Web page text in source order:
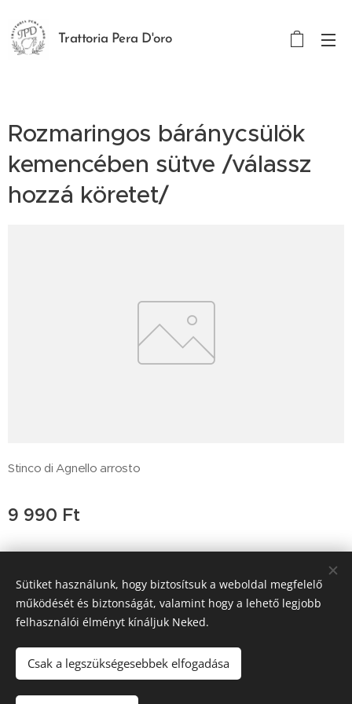
Trattoria Pera D'oro
Rozmaringos báránycsülök
kemencében sütve /válassz
hozzá köretet/
Stinco di Agnello arrosto
9 990 Ft
Trattoria Pera D'oro, 2011 Budakalász , Budai út 47, +36-26-
777-189
Sütiket használunk, hogy biztosítsuk a weboldal megfelelő
működését és biztonságát, valamint hogy a lehető legjobb
felhasználói élményt kínáljuk Neked.
Csak a legszükségesebbek elfogadása